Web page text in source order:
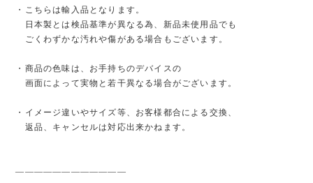
・こちらは輸入品となります。
日本製とは検品基準が異なる為、新品未使用品でも
ごくわずかな汚れや傷がある場合もございます。
・商品の色味は、お手持ちのデバイスの
画面によって実物と若干異なる場合がございます。
・イメージ違いやサイズ等、お客様都合による交換、
返品、キャンセルは対応出来かねます。
————————————